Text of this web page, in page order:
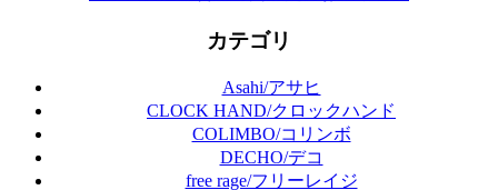
カテゴリ
Asahi/アサヒ
CLOCK HAND/クロックハンド
COLIMBO/コリンボ
DECHO/デコ
free rage/フリーレイジ